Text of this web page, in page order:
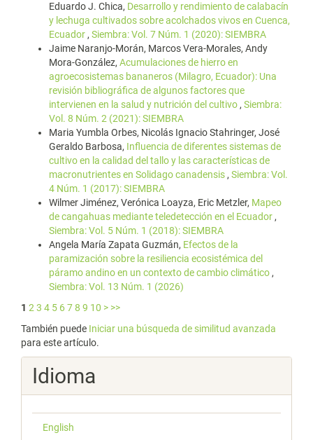
Eduardo J. Chica, Desarrollo y rendimiento de calabacín
y lechuga cultivados sobre acolchados vivos en Cuenca,
Ecuador, Siembra: Vol. 7 Núm. 1 (2020): SIEMBRA
Jaime Naranjo-Morán, Marcos Vera-Morales, Andy
Mora-González, Acumulaciones de hierro en
agroecosistemas bananeros (Milagro, Ecuador): Una
revisión bibliográfica de algunos factores que
intervienen en la salud y nutrición del cultivo, Siembra:
Vol. 8 Núm. 2 (2021): SIEMBRA
Maria Yumbla Orbes, Nicolás Ignacio Stahringer, José
Geraldo Barbosa, Influencia de diferentes sistemas de
cultivo en la calidad del tallo y las características de
macronutrientes en Solidago canadensis, Siembra: Vol.
4 Núm. 1 (2017): SIEMBRA
Wilmer Jiménez, Verónica Loayza, Eric Metzler, Mapeo
de cangahuas mediante teledetección en el Ecuador,
Siembra: Vol. 5 Núm. 1 (2018): SIEMBRA
Angela María Zapata Guzmán, Efectos de la
paramización sobre la resiliencia ecosistémica del
páramo andino en un contexto de cambio climático,
Siembra: Vol. 13 Núm. 1 (2026)
1 23 4 5 678 9 10 > >>
También puede Iniciar una búsqueda de similitud avanzada
para este artículo.
Idioma
English